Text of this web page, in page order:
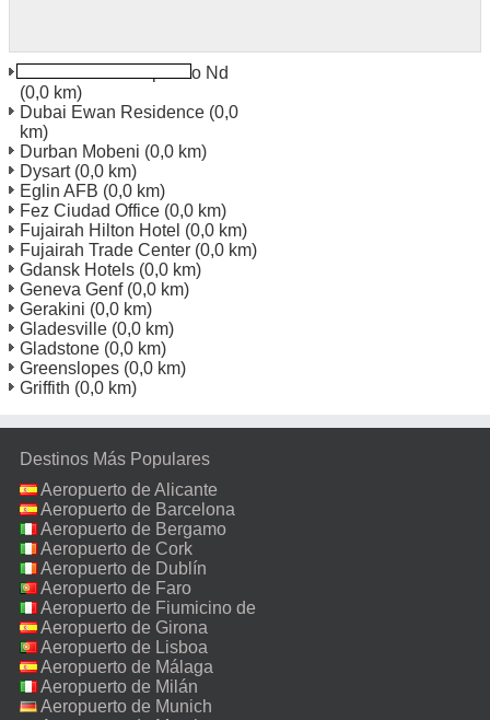
Devils Lake Aeropuerto Nd
(0,0 km)
Dubai Ewan Residence (0,0
km)
Durban Mobeni (0,0 km)
Dysart(0,0 km)
Eglin AFB (0,0 km)
Fez Ciudad Office (0,0 km)
Fujairah Hilton Hotel (0,0 km)
Fujairah Trade Center (0,0 km)
Gdansk Hotels (0,0 km)
Geneva Genf(0,0 km)
Gerakini (0,0 km)
Gladesville (0,0 km)
Gladstone (0,0 km)
Greenslopes (0,0 km)
Griffith (0,0 km)
Destinos Más Populares
Aeropuerto de Alicante
Aeropuerto de Barcelona
Aeropuerto de Bergamo
Aeropuerto de Cork
Aeropuerto de Dublín
Aeropuerto de Faro
Aeropuerto de Fiumicino de
Roma
Aeropuerto de Girona
Aeropuerto de Lisboa
Aeropuerto de Málaga
Aeropuerto de Milán
Malpensa
Aeropuerto de Munich